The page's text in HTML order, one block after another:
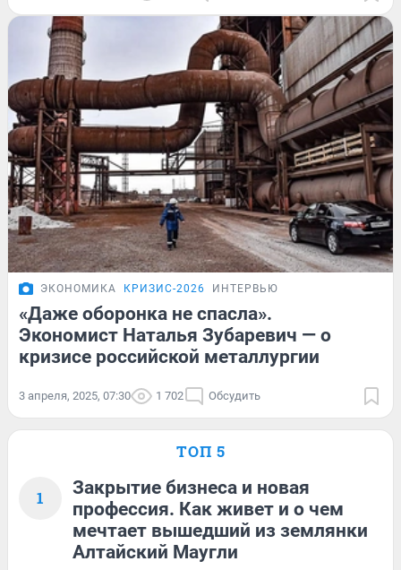
ЭКОНОМИКА КРИЗИС-2026 ИНТЕРВЬЮ
«Даже оборонка не спасла».
Экономист Наталья Зубаревич — о
кризисе российской металлургии
3 апреля, 2025, 07:30 1 702 Обсудить
ТОП 5
1
Закрытие бизнеса и новая
профессия. Как живет и о чем
мечтает вышедший из землянки
Алтайский Маугли